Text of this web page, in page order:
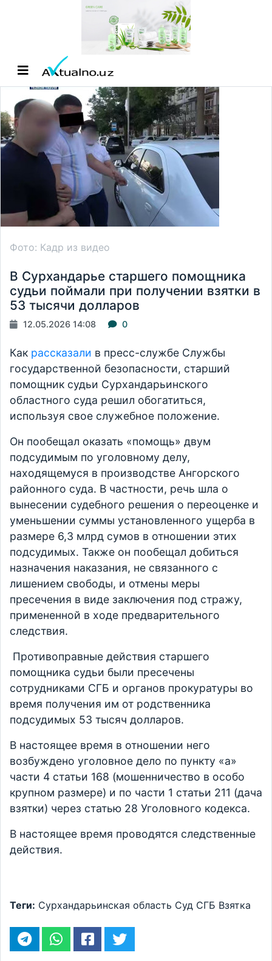
Фото: Кадр из видео
В Сурхандарье старшего помощника
судьи поймали при получении взятки в
53 тысячи долларов
12.05.2026 14:08 0
Как рассказали в пресс-службе Службы
государственной безопасности, старший
помощник судьи Сурхандарьинского
областного суда решил обогатиться,
используя свое служебное положение.
Он пообещал оказать «помощь» двум
подсудимым по уголовному делу,
находящемуся в производстве Ангорского
районного суда. В частности, речь шла о
вынесении судебного решения о переоценке и
уменьшении суммы установленного ущерба в
размере 6,3 млрд сумов в отношении этих
подсудимых. Также он пообещал добиться
назначения наказания, не связанного с
лишением свободы, и отмены меры
пресечения в виде заключения под стражу,
примененной в ходе предварительного
следствия.
Противоправные действия старшего
помощника судьи были пресечены
сотрудниками СГБ и органов прокуратуры во
время получения им от родственника
подсудимых 53 тысяч долларов.
В настоящее время в отношении него
возбуждено уголовное дело по пункту «а»
части 4 статьи 168 (мошенничество в особо
крупном размере) и по части 1 статьи 211 (дача
взятки) через статью 28 Уголовного кодекса.
В настоящее время проводятся следственные
действия.
Теги: Сурхандарьинская область Суд СГБ Взятка